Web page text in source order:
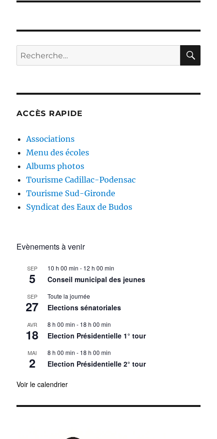
Recherche
pour :
ACCÈS RAPIDE
Associations
Menu des écoles
Albums photos
Tourisme Cadillac-Podensac
Tourisme Sud-Gironde
Syndicat des Eaux de Budos
Evènements à venir
SEP
5
10 h 00 min - 12 h 00 min
Conseil municipal des jeunes
SEP
27
Toute la journée
Elections sénatoriales
AVR
18
8 h 00 min - 18 h 00 min
Election Présidentielle 1° tour
MAI
2
8 h 00 min - 18 h 00 min
Election Présidentielle 2° tour
Voir le calendrier